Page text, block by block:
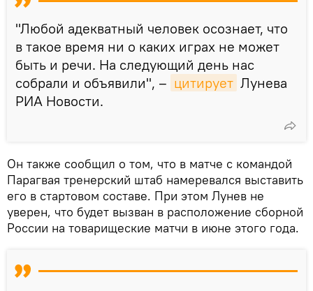
"Любой адекватный человек осознает, что
в такое время ни о каких играх не может
быть и речи. На следующий день нас
собрали и объявили", – цитирует Лунева
РИА Новости.
Он также сообщил о том, что в матче с командой
Парагвая тренерский штаб намеревался выставить
его в стартовом составе. При этом Лунев не
уверен, что будет вызван в расположение сборной
России на товарищеские матчи в июне этого года.